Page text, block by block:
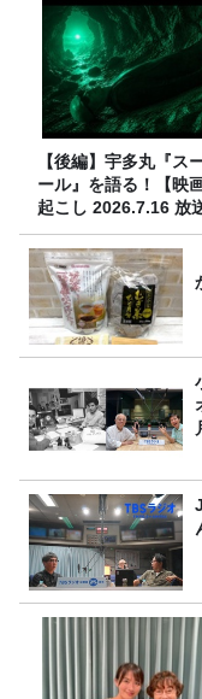
【後編】宇多丸『ス
ール』を語る！【映
起こし 2026.7.16 放